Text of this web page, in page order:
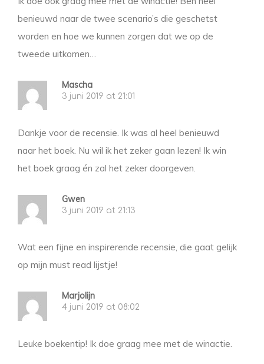
benieuwd naar de twee scenario’s die geschetst
worden en hoe we kunnen zorgen dat we op de
tweede uitkomen…
Mascha
3 juni 2019 at 21:01
Dankje voor de recensie. Ik was al heel benieuwd
naar het boek. Nu wil ik het zeker gaan lezen! Ik win
het boek graag én zal het zeker doorgeven.
Gwen
3 juni 2019 at 21:13
Wat een fijne en inspirerende recensie, die gaat gelijk
op mijn must read lijstje!
Marjolijn
4 juni 2019 at 08:02
Leuke boekentip! Ik doe graag mee met de winactie.